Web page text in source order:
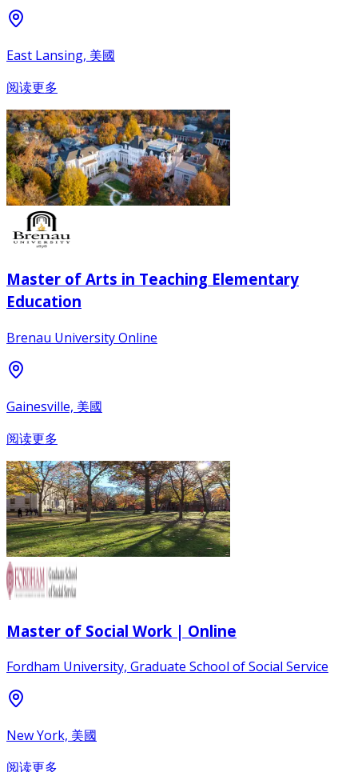
East Lansing, 美國
阅读更多
Master of Arts in Teaching Elementary
Education
Brenau University Online
Gainesville, 美國
阅读更多
Master of Social Work | Online
Fordham University, Graduate School of Social Service
New York, 美國
阅读更多